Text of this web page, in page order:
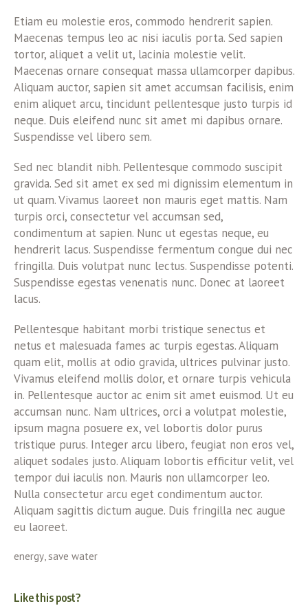
Etiam eu molestie eros, commodo hendrerit sapien.
Maecenas tempus leo ac nisi iaculis porta. Sed sapien
tortor, aliquet a velit ut, lacinia molestie velit.
Maecenas ornare consequat massa ullamcorper dapibus.
Aliquam auctor, sapien sit amet accumsan facilisis, enim
enim aliquet arcu, tincidunt pellentesque justo turpis id
neque. Duis eleifend nunc sit amet mi dapibus ornare.
Suspendisse vel libero sem.
Sed nec blandit nibh. Pellentesque commodo suscipit
gravida. Sed sit amet ex sed mi dignissim elementum in
ut quam. Vivamus laoreet non mauris eget mattis. Nam
turpis orci, consectetur vel accumsan sed,
condimentum at sapien. Nunc ut egestas neque, eu
hendrerit lacus. Suspendisse fermentum congue dui nec
fringilla. Duis volutpat nunc lectus. Suspendisse potenti.
Suspendisse egestas venenatis nunc. Donec at laoreet
lacus.
Pellentesque habitant morbi tristique senectus et
netus et malesuada fames ac turpis egestas. Aliquam
quam elit, mollis at odio gravida, ultrices pulvinar justo.
Vivamus eleifend mollis dolor, et ornare turpis vehicula
in. Pellentesque auctor ac enim sit amet euismod. Ut eu
accumsan nunc. Nam ultrices, orci a volutpat molestie,
ipsum magna posuere ex, vel lobortis dolor purus
tristique purus. Integer arcu libero, feugiat non eros vel,
aliquet sodales justo. Aliquam lobortis efficitur velit, vel
tempor dui iaculis non. Mauris non ullamcorper leo.
Nulla consectetur arcu eget condimentum auctor.
Aliquam sagittis dictum augue. Duis fringilla nec augue
eu laoreet.
energy,save water
Like this post?